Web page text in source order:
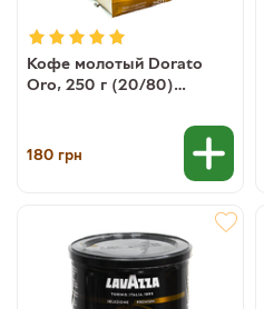
Кофе молотый Dorato
Oro, 250 г (20/80)
180 грн